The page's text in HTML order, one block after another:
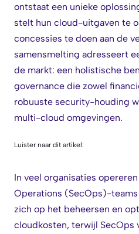
ontstaat een unieke
stelt hun cloud-uitgaven te
concessies te doen aan de
samensmelting adresseert
de markt: een holistische
governance die zowel
robuuste security-houding
multi-cloud omgevingen.
Luister naar dit artikel:
In veel organisaties
Operations (SecOps)-
zich op het beheersen en
cloudkosten, terwijl SecOps